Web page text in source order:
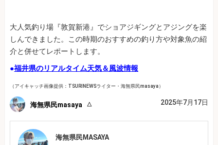
大人気釣り場『敦賀新港』でショアジギングとアジングを楽
しんできました。この時期のおすすめの釣り方や対象魚の紹
介と併せてレポートします。
●福井県のリアルタイム天気＆風波情報
（アイキャッチ画像提供：TSURINEWSライター・海無県民masaya）
海無県民masaya 2025年7月17日
海無県民MASAYA